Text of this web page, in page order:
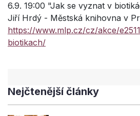
6.9. 19:00 "Jak se vyznat v
Jiří Hrdý - Městská knihovna v
https://www.mlp.cz/cz/akce/
biotikach/
Nejčtenější články